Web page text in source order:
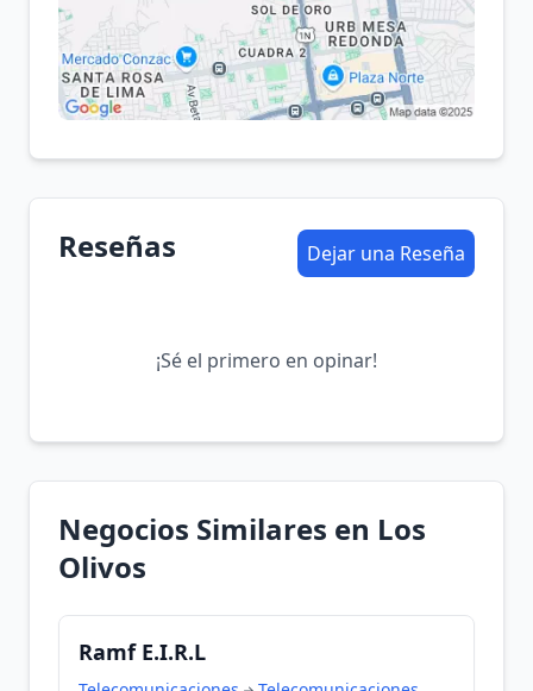
Reseñas Dejar una Reseña
¡Sé el primero en opinar!
Negocios Similares en Los
Olivos
Ramf E.I.R.L